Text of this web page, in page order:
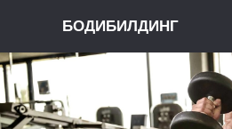
БОДИБИЛДИНГ